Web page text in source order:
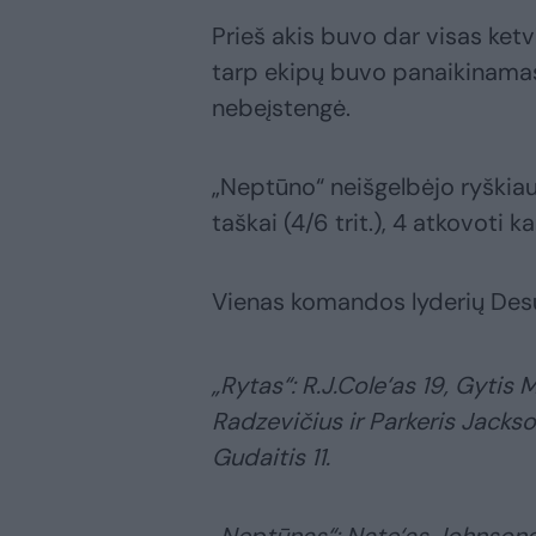
Prieš akis buvo dar visas
tarp ekipų buvo
nebeįstengė.
„Neptūno“ neišgelbėjo
taškai (4/6 trit.), 4 atkovoti
Vienas komandos lyderių
„Rytas“: R.J.Cole‘as 19,
Radzevičius ir Parkeris
Gudaitis 11.